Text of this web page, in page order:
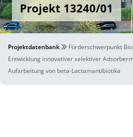
Projekt 13240/01
Projektdatenbank
Förderschwerpunkt
Entwicklung innovativer selektiver
Aufarbeitung von beta-Lactamantibiotika